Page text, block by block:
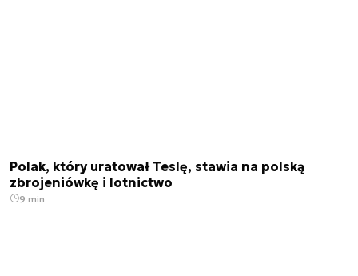
Polak, który uratował Teslę, stawia na polską
zbrojeniówkę i lotnictwo
9 min.